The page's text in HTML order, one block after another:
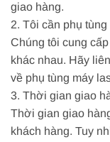
giao hàng.
2. Tôi cần phụ
Chúng tôi cung
khác nhau. Hãy
về phụ tùng máy
3. Thời gian giao
Thời gian giao
khách hàng. Tuy